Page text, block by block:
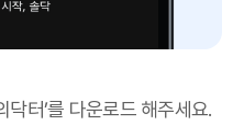
닥터’를 다운로드 해주세요.